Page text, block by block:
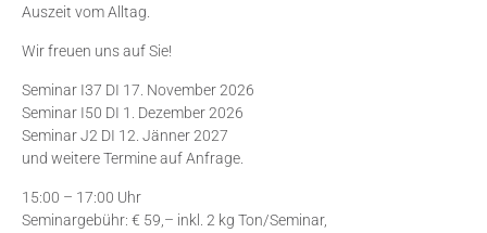
Auszeit vom Alltag.
Wir freuen uns auf Sie!
Seminar I37 DI 17. November 2026
Seminar I50 DI 1. Dezember 2026
Seminar J2 DI 12. Jänner 2027
und weitere Termine auf Anfrage.
15:00 – 17:00 Uhr
Seminargebühr: € 59,– inkl. 2 kg Ton/Seminar,